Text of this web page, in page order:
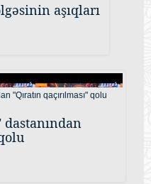
aşıqları